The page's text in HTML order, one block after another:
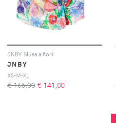
JNBY Blusa a fiori
JNBY
XS-M-XL
€ 165,00 € 141,00